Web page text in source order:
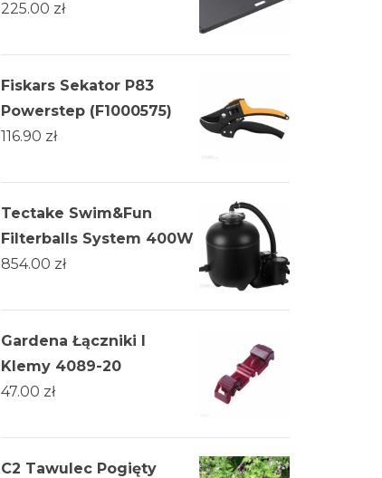
225.00 zł
Fiskars Sekator P83
Powerstep (F1000575)
116.90 zł
Tectake Swim&Fun
Filterballs System 400W
854.00 zł
Gardena Łączniki I
Klemy 4089-20
47.00 zł
C2 Tawulec Pogięty